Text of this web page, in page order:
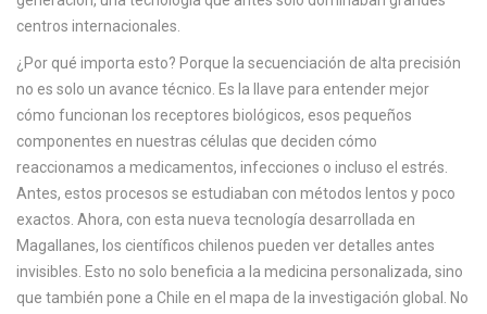
centros internacionales.
¿Por qué importa esto? Porque la secuenciación de alta precisión
no es solo un avance técnico. Es la llave para entender mejor
cómo funcionan los receptores biológicos, esos pequeños
componentes en nuestras células que deciden cómo
reaccionamos a medicamentos, infecciones o incluso el estrés.
Antes, estos procesos se estudiaban con métodos lentos y poco
exactos. Ahora, con esta nueva tecnología desarrollada en
Magallanes, los científicos chilenos pueden ver detalles antes
invisibles. Esto no solo beneficia a la medicina personalizada, sino
que también pone a Chile en el mapa de la investigación global. No